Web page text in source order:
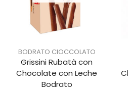
BODRATO CIOCCOLATO
Grissini Rubatà con
Chocolate con Leche
Bodrato